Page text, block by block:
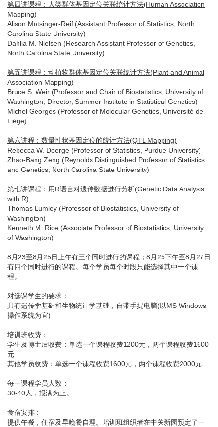
第四讲课程：人类群体基因定位关联统计方法(Human Association
Mapping)
Alison Motsinger-Reif (Assistant Professor of Statistics, North
Carolina State University)
Dahlia M. Nielsen (Research Assistant Professor of Genetics,
North Carolina State University)
第五讲课程：动植物群体基因定位关联统计方法(Plant and Animal
Association Mapping)
Bruce S. Weir (Professor and Chair of Biostatistics, University of
Washington, Director, Summer Institute in Statistical Genetics)
Michel Georges (Professor of Molecular Genetics, Université de
Liège)
第六讲程：数量性状基因定位的统计方法(QTL Mapping)
Rebecca W. Doerge (Professor of Statistics, Purdue University)
Zhao-Bang Zeng (Reynolds Distinguished Professor of Statistics
and Genetics, North Carolina State University)
第七讲课程：用R语言对遗传数据进行分析(Genetic Data Analysis
with R)
Thomas Lumley (Professor of Biostatistics, University of
Washington)
Kenneth M. Rice (Associate Professor of Biostatistics, University
of Washington)
8月23至8月25日上午有三个同时进行的课程；8月25下午至8月27日
有四个同时进行的课程。每个学员每个时段只能选择其中一个课
程。
对选课学生的要求：
具有遗传学基础和生物统计学基础，自带手提电脑(以MS Windows
操作系统为宜)
培训班收费：
学生及博士后收费：单选一个课程收费1200元，两个课程收费1600
元
其他学员收费：单选一个课程收费1600元，两个课程收费2000元
每一课程学员人数：
30-40人，报满为止。
食宿安排：
提供午餐，住宿及早晚餐自理。培训班组织者在中关新园预定了一